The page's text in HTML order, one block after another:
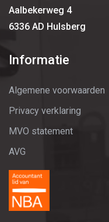
Aalbekerweg 4
6336 AD Hulsberg
Informatie
Algemene voorwaarden
Privacy verklaring
MVO statement
AVG